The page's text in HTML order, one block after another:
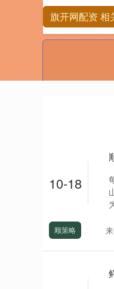
旗开网配资 相
10-18
顺策略